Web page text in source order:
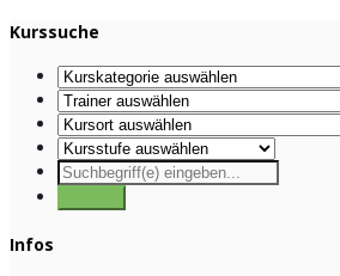
Kurssuche
Infos